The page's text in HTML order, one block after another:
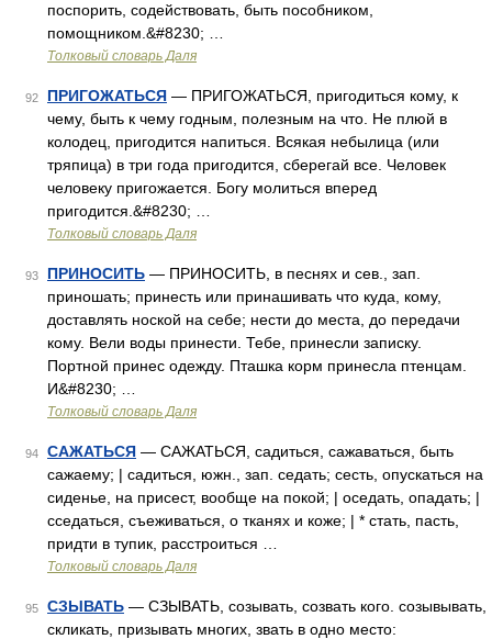
поспорить, содействовать, быть пособником,
помощником.&#8230; …
Толковый словарь Даля
92 ПРИГОЖАТЬСЯ — ПРИГОЖАТЬСЯ, пригодиться кому, к
чему, быть к чему годным, полезным на что. Не плюй в
колодец, пригодится напиться. Всякая небылица (или
тряпица) в три года пригодится, сберегай все. Человек
человеку пригожается. Богу молиться вперед
пригодится.&#8230; …
Толковый словарь Даля
93 ПРИНОСИТЬ — ПРИНОСИТЬ, в песнях и сев., зап.
приношать; принесть или принашивать что куда, кому,
доставлять ноской на себе; нести до места, до передачи
кому. Вели воды принести. Тебе, принесли записку.
Портной принес одежду. Пташка корм принесла птенцам.
И&#8230; …
Толковый словарь Даля
94 САЖАТЬСЯ — САЖАТЬСЯ, садиться, сажаваться, быть
сажаему; | садиться, южн., зап. седать; сесть, опускаться на
сиденье, на присест, вообще на покой; | оседать, опадать; |
сседаться, съеживаться, о тканях и коже; | * стать, пасть,
придти в тупик, расстроиться …
Толковый словарь Даля
95 СЗЫВАТЬ — СЗЫВАТЬ, созывать, созвать кого. созывывать,
скликать, призывать многих, звать в одно место: